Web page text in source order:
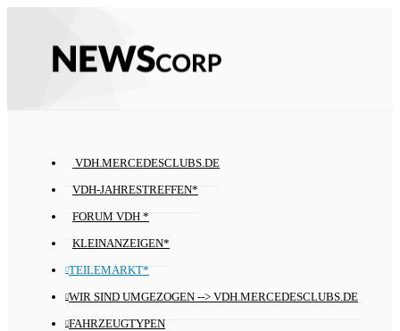
VDH.MERCEDESCLUBS.DE
VDH-JAHRESTREFFEN*
FORUM VDH *
KLEINANZEIGEN*
TEILEMARKT*
WIR SIND UMGEZOGEN --> VDH.MERCEDESCLUBS.DE
FAHRZEUGTYPEN